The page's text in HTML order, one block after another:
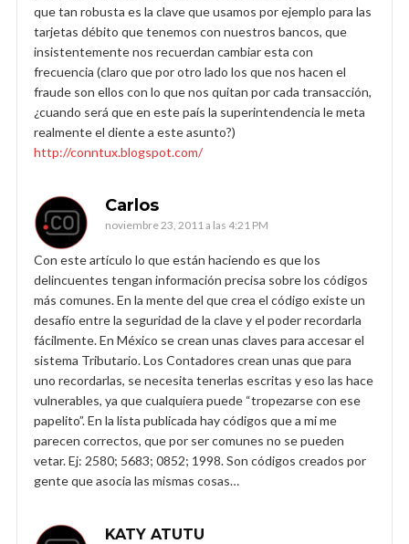
que tan robusta es la clave que usamos por ejemplo para las
tarjetas débito que tenemos con nuestros bancos, que
insistentemente nos recuerdan cambiar esta con
frecuencia (claro que por otro lado los que nos hacen el
fraude son ellos con lo que nos quitan por cada transacción,
¿cuando será que en este país la superintendencia le meta
realmente el diente a este asunto?)
http://conntux.blogspot.com/
Carlos
noviembre 23, 2011 a las 4:21 PM
Con este artículo lo que están haciendo es que los
delincuentes tengan información precisa sobre los códigos
más comunes. En la mente del que crea el código existe un
desafío entre la seguridad de la clave y el poder recordarla
fácilmente. En México se crean unas claves para accesar el
sistema Tributario. Los Contadores crean unas que para
uno recordarlas, se necesita tenerlas escritas y eso las hace
vulnerables, ya que cualquiera puede “tropezarse con ese
papelito”. En la lista publicada hay códigos que a mi me
parecen correctos, que por ser comunes no se pueden
vetar. Ej: 2580; 5683; 0852; 1998. Son códigos creados por
gente que asocia las mismas cosas…
KATY ATUTU